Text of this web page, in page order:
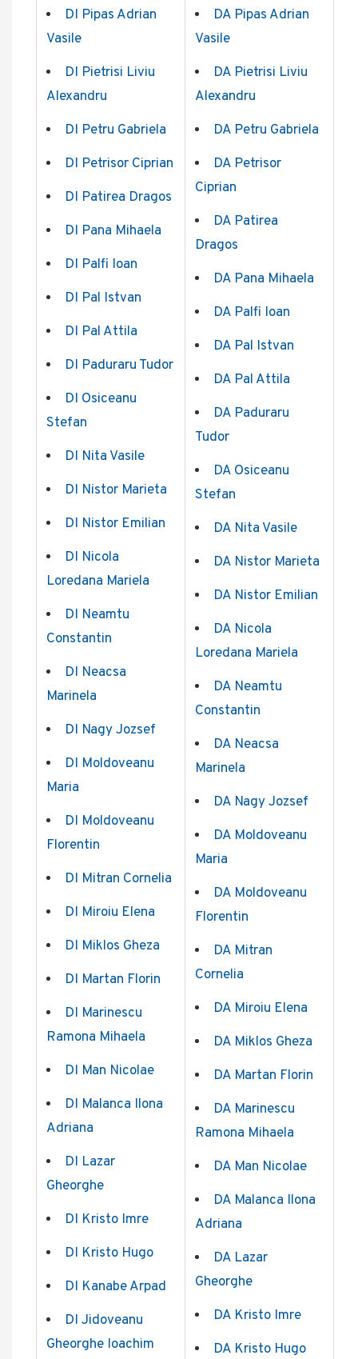
DI Pipas Adrian
Vasile
DI Pietrisi Liviu
Alexandru
DI Petru Gabriela
DI Petrisor Ciprian
DI Patirea Dragos
DI Pana Mihaela
DI Palfi Ioan
DI Pal Istvan
DI Pal Attila
DI Paduraru Tudor
DI Osiceanu
Stefan
DI Nita Vasile
DI Nistor Marieta
DI Nistor Emilian
DI Nicola
Loredana Mariela
DI Neamtu
Constantin
DI Neacsa
Marinela
DI Nagy Jozsef
DI Moldoveanu
Maria
DI Moldoveanu
Florentin
DI Mitran Cornelia
DI Miroiu Elena
DI Miklos Gheza
DI Martan Florin
DI Marinescu
Ramona Mihaela
DI Man Nicolae
DI Malanca Ilona
Adriana
DI Lazar
Gheorghe
DI Kristo Imre
DI Kristo Hugo
DI Kanabe Arpad
DI Jidoveanu
Gheorghe Ioachim
DA Pipas Adrian
Vasile
DA Pietrisi Liviu
Alexandru
DA Petru Gabriela
DA Petrisor
Ciprian
DA Patirea
Dragos
DA Pana Mihaela
DA Palfi Ioan
DA Pal Istvan
DA Pal Attila
DA Paduraru
Tudor
DA Osiceanu
Stefan
DA Nita Vasile
DA Nistor Marieta
DA Nistor Emilian
DA Nicola
Loredana Mariela
DA Neamtu
Constantin
DA Neacsa
Marinela
DA Nagy Jozsef
DA Moldoveanu
Maria
DA Moldoveanu
Florentin
DA Mitran
Cornelia
DA Miroiu Elena
DA Miklos Gheza
DA Martan Florin
DA Marinescu
Ramona Mihaela
DA Man Nicolae
DA Malanca Ilona
Adriana
DA Lazar
Gheorghe
DA Kristo Imre
DA Kristo Hugo